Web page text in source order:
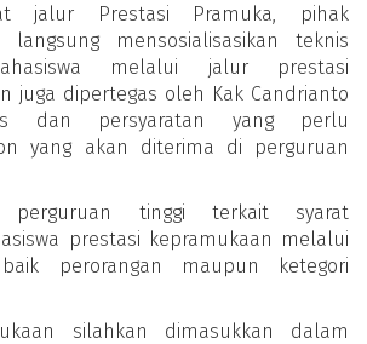
jalur Prestasi Pramuka, pihak
langsung mensosialisasikan teknis
melalui jalur prestasi
juga dipertegas oleh Kak Candrianto
dan persyaratan yang perlu
yang akan diterima di perguruan
perguruan tinggi terkait syarat
prestasi kepramukaan melalui
perorangan maupun ketegori
silahkan dimasukkan dalam